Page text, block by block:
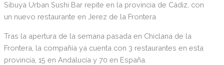
Sibuya Urban Sushi Bar repite en la provincia de Cádiz, con
un nuevo restaurante en Jerez de la Frontera
Tras la apertura de la semana pasada en Chiclana de la
Frontera, la compañía ya cuenta con 3 restaurantes en esta
provincia, 15 en Andalucía y 70 en España.